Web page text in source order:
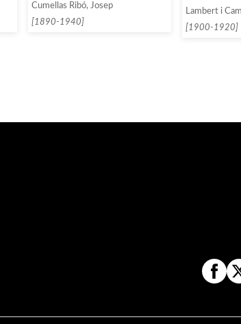
Cumellas Ribó, Josep
[1890-1940]
Lambert i
[1900-1920]